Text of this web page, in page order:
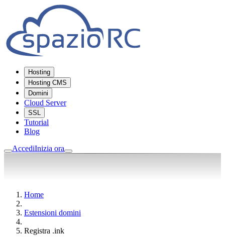
Hosting
Hosting CMS
Domini
Cloud Server
SSL
Tutorial
Blog
AccediInizia ora
Home
Estensioni domini
Registra .ink